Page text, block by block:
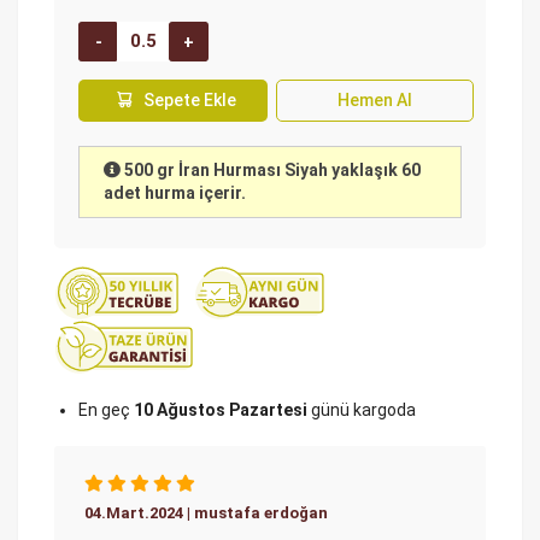
Sepete Ekle Hemen Al
500 gr İran Hurması Siyah yaklaşık 60
adet hurma içerir.
En geç 10 Ağustos Pazartesi günü kargoda
04.Mart.2024 | mustafa erdoğan